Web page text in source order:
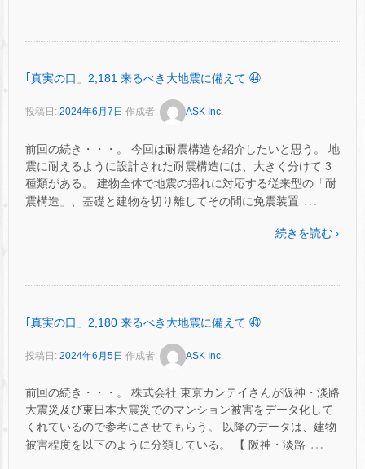
｢真実の口」2,181 来るべき大地震に備えて ㊹
投稿日: 2024年6月7日 作成者: ASK Inc.
前回の続き・・・。 今回は耐震構造を紹介したいと思う。 地
震に耐えるように設計された耐震構造には、大きく分けて 3
種類がある。 建物全体で地震の揺れに対応する従来型の「耐
震構造」、基礎と建物を切り離してその間に免震装置 …
続きを読む ›
｢真実の口」2,180 来るべき大地震に備えて ㊸
投稿日: 2024年6月5日 作成者: ASK Inc.
前回の続き・・・。 株式会社 東京カンテイさんが阪神・淡路
大震災及び東日本大震災でのマンション被害をデータ化して
くれているので参考にさせてもらう。 以降のデータは、建物
被害程度を以下のように分類している。 【 阪神・淡路 …